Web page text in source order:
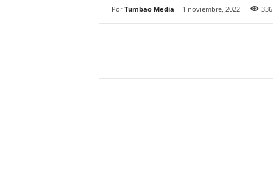
Por Tumbao Media - 1 noviembre, 2022 336